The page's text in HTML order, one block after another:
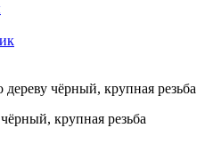
крупная резьба